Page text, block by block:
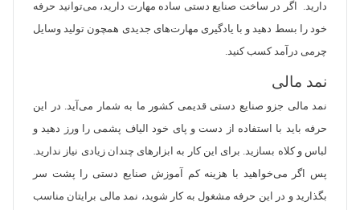
دارید. اگر در ساخت صنایع دستی ساده مهارت دارید، می‌توانید حرفه
خود را بسط دهید و با یادگیری مهارت‌های جدیدی همچون تولید وسایل
چرمی درآمد کسب کنید.
نمد مالی
نمد مالی جزو صنایع دستی قدیمی کشور ما به شمار می‌آید. در این
حرفه باید با استفاده از دست و پای خود الیاف پشمی را ورز دهید و
لباس و کلاه بسازید. برای این کار به ابزارهای چندان زیادی نیاز ندارید.
پس اگر می‌خواهید با هزینه کم آموزش صنایع دستی را پشت سر
بگذارید و در این حرفه مشغول به کار شوید، نمد مالی برایتان مناسب